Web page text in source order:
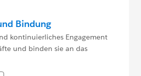
Bindung
kontinuierliches Engagement
und binden sie an das